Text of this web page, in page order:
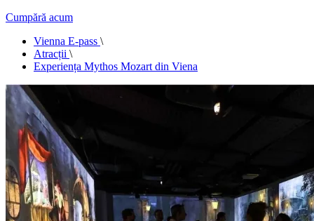
Cumpără acum
Vienna E-pass \
Atracții \
Experiența Mythos Mozart din Viena